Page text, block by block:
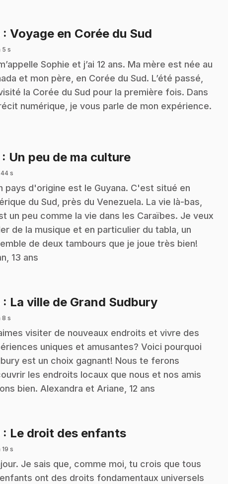
: Voyage en Corée du Sud
5 s
Sophie et j’ai 12 ans. Ma mère est née au
et mon père, en Corée du Sud. L’été passé,
visité la Corée du Sud pour la première fois. Dans
numérique, je vous parle de mon expérience.
: Un peu de ma culture.
44 s
pays d'origine est le Guyana. C'est situé en
du Sud, près du Venezuela. La vie là-bas,
un peu comme la vie dans les Caraïbes. Je veux
de la musique et en particulier du tabla, un
de deux tambours que je joue très bien!
13 ans
: La ville de Grand Sudbury.
8 s
visiter de nouveaux endroits et vivre des
uniques et amusantes? Voici pourquoi
est un choix gagnant! Nous te ferons
les endroits locaux que nous et nos amis
bien. Alexandra et Ariane, 12 ans
: Le droit des enfants.
19 s
Je sais que, comme moi, tu crois que tous
ont des droits fondamentaux universels